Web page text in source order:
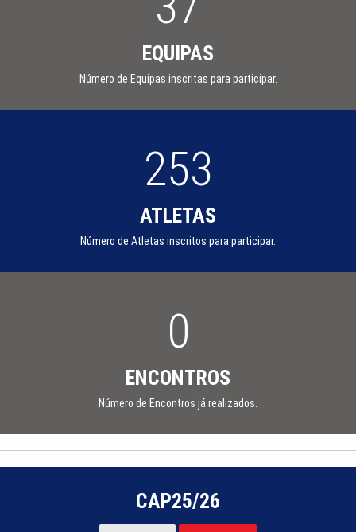
EQUIPAS
Número de Equipas inscritas para participar.
253
ATLETAS
Número de Atletas inscritos para participar.
0
ENCONTROS
Número de Encontros já realizados.
CAP25/26